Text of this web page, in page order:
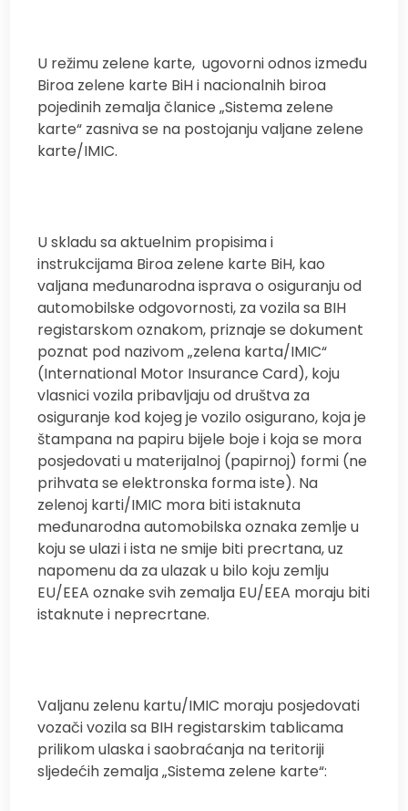
U režimu zelene karte, ugovorni odnos između
Biroa zelene karte BiH i nacionalnih biroa
pojedinih zemalja članice „Sistema zelene
karte“ zasniva se na postojanju valjane zelene
karte/IMIC.
U skladu sa aktuelnim propisima i
instrukcijama Biroa zelene karte BiH, kao
valjana međunarodna isprava o osiguranju od
automobilske odgovornosti, za vozila sa BIH
registarskom oznakom, priznaje se dokument
poznat pod nazivom „zelena karta/IMIC“
(International Motor Insurance Card), koju
vlasnici vozila pribavljaju od društva za
osiguranje kod kojeg je vozilo osigurano, koja je
štampana na papiru bijele boje i koja se mora
posjedovati u materijalnoj (papirnoj) formi (ne
prihvata se elektronska forma iste). Na
zelenoj karti/IMIC mora biti istaknuta
međunarodna automobilska oznaka zemlje u
koju se ulazi i ista ne smije biti precrtana, uz
napomenu da za ulazak u bilo koju zemlju
EU/EEA oznake svih zemalja EU/EEA moraju biti
istaknute i neprecrtane.
Valjanu zelenu kartu/IMIC moraju posjedovati
vozači vozila sa BIH registarskim tablicama
prilikom ulaska i saobraćanja na teritoriji
sljedećih zemalja „Sistema zelene karte“: